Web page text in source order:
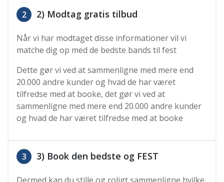
2 2) Modtag gratis tilbud
Når vi har modtaget disse informationer vil vi
matche dig op med de bedste bands til fest
Dette gør vi ved at sammenligne med mere end
20.000 andre kunder og hvad de har været
tilfredse med at booke, det gør vi ved at
sammenligne med mere end 20.000 andre kunder
og hvad de har været tilfredse med at booke
3 3) Book den bedste og FEST